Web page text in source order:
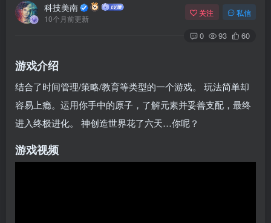
软件 Linux软件 Android软件
科技美南
10个月前更新
关注 私信
0 93 60
游戏介绍
结合了时间管理/策略/教育等类型的一个游戏。 玩法简单却
容易上瘾。运用你手中的原子，了解元素并妥善支配，最终
进入终极进化。 神创造世界花了六天…你呢？
游戏视频